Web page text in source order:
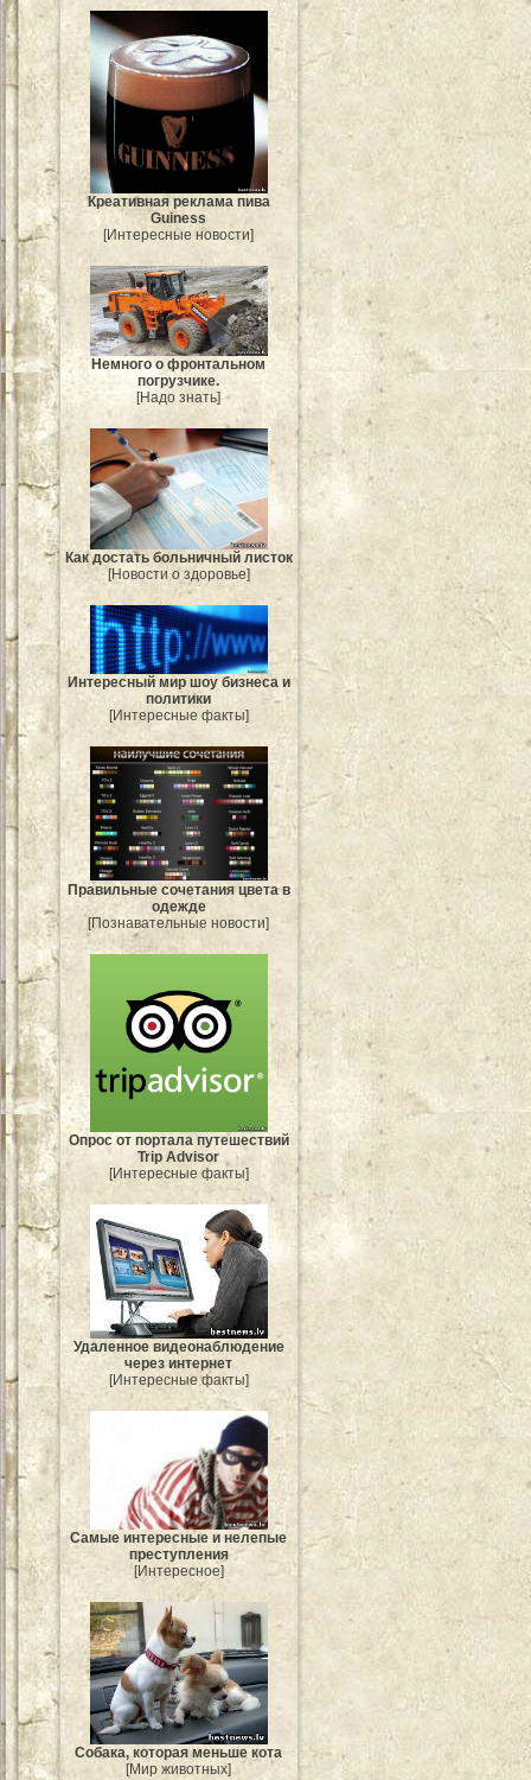
Креативная реклама пива
Guiness
[Интересные новости]
Немного о фронтальном
погрузчике.
[Надо знать]
Как достать больничный листок
[Новости о здоровье]
Интересный мир шоу бизнеса и
политики
[Интересные факты]
Правильные сочетания цвета в
одежде
[Познавательные новости]
Опрос от портала путешествий
Trip Advisor
[Интересные факты]
Удаленное видеонаблюдение
через интернет
[Интересные факты]
Самые интересные и нелепые
преступления
[Интересное]
Собака, которая меньше кота
[Мир животных]